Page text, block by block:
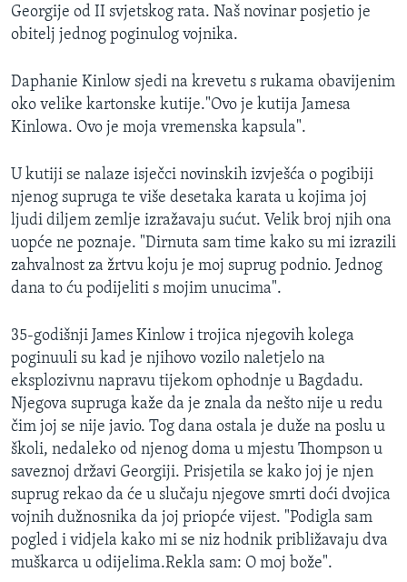
PRATITE NAS
Jezici
Georgije od II svjetskog rata. Naš novinar posjetio je
obitelj jednog poginulog vojnika.
Daphanie Kinlow sjedi na krevetu s rukama obavijenim
oko velike kartonske kutije."Ovo je kutija Jamesa
Kinlowa. Ovo je moja vremenska kapsula".
U kutiji se nalaze isječci novinskih izvješća o pogibiji
njenog supruga te više desetaka karata u kojima joj
ljudi diljem zemlje izražavaju sućut. Velik broj njih ona
uopće ne poznaje. "Dirnuta sam time kako su mi izrazili
zahvalnost za žrtvu koju je moj suprug podnio. Jednog
dana to ću podijeliti s mojim unucima".
35-godišnji James Kinlow i trojica njegovih kolega
poginuuli su kad je njihovo vozilo naletjelo na
eksplozivnu napravu tijekom ophodnje u Bagdadu.
Njegova supruga kaže da je znala da nešto nije u redu
čim joj se nije javio. Tog dana ostala je duže na poslu u
školi, nedaleko od njenog doma u mjestu Thompson u
saveznoj državi Georgiji. Prisjetila se kako joj je njen
suprug rekao da će u slučaju njegove smrti doći dvojica
vojnih dužnosnika da joj priopće vijest. "Podigla sam
pogled i vidjela kako mi se niz hodnik približavaju dva
muškarca u odijelima.Rekla sam: O moj bože".